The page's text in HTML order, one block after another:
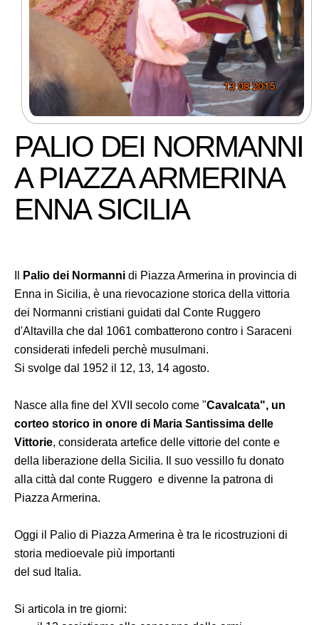
PALIO DEI NORMANNI
A PIAZZA ARMERINA
ENNA SICILIA
Palio dei Normanni di Piazza Armerina in provincia di
Enna in Sicilia, è una rievocazione storica della vittoria
dei Normanni cristiani guidati dal Conte Ruggero
d'Altavilla che dal 1061 combatterono contro i Saraceni
considerati infedeli perchè musulmani.
Si svolge dal 1952 il 12, 13, 14 agosto.
Nasce alla fine del XVII secolo come "Cavalcata", un
corteo storico in onore di Maria Santissima delle
Vittorie, considerata artefice delle vittorie del conte e
della liberazione della Sicilia. Il suo vessillo fu donato
alla città dal conte Ruggero e divenne la patrona di
Piazza Armerina.
Oggi il Palio di Piazza Armerina è tra le ricostruzioni di
storia medioevale più importanti
del sud Italia.
Si articola in tre giorni: